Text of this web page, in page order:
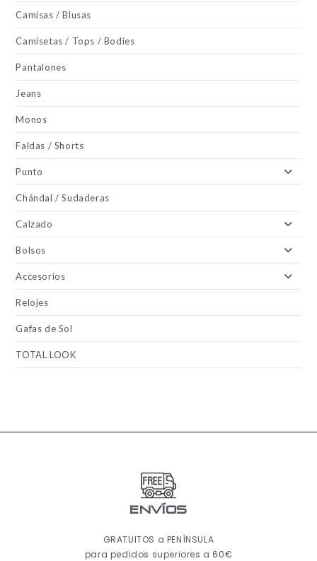
Camisas / Blusas
Camisetas / Tops / Bodies
Pantalones
Jeans
Monos
Faldas / Shorts
Punto
Chándal / Sudaderas
Calzado
Bolsos
Accesorios
Relojes
Gafas de Sol
TOTAL LOOK
ENVÍOS
GRATUITOS a PENÍNSULA
para pedidos superiores a 60€